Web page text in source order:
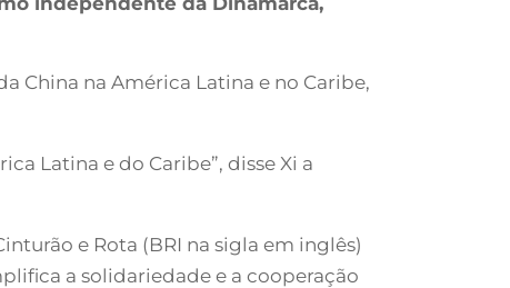
China na América Latina e no Caribe,
Latina e do Caribe”, disse Xi a
e Rota (BRI na sigla em inglês)
a solidariedade e a cooperação